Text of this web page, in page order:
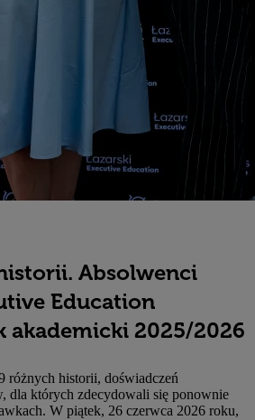
Absolwenci
Education
akademicki 2025/2026
różnych historii, doświadczeń
dla których zdecydowali się ponownie
W piątek, 26 czerwca 2026 roku,